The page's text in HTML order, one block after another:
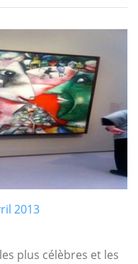
2013
plus célèbres et les